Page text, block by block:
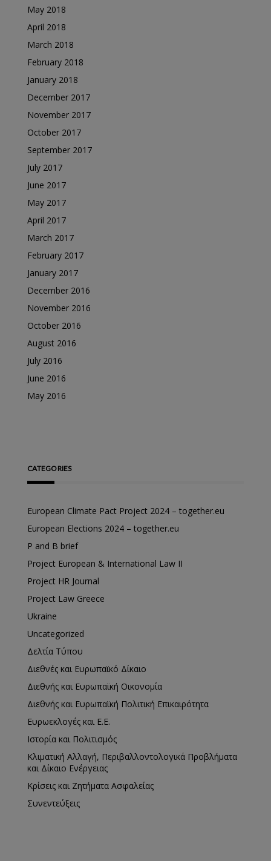
May 2018
April 2018
March 2018
February 2018
January 2018
December 2017
November 2017
October 2017
September 2017
July 2017
June 2017
May 2017
April 2017
March 2017
February 2017
January 2017
December 2016
November 2016
October 2016
August 2016
July 2016
June 2016
May 2016
CATEGORIES
European Climate Pact Project 2024 – together.eu
European Elections 2024 – together.eu
P and B brief
Project European & International Law II
Project HR Journal
Project Law Greece
Ukraine
Uncategorized
Δελτία Τύπου
Διεθνές και Ευρωπαϊκό Δίκαιο
Διεθνής και Ευρωπαϊκή Οικονομία
Διεθνής και Ευρωπαϊκή Πολιτική Επικαιρότητα
Ευρωεκλογές και Ε.Ε.
Ιστορία και Πολιτισμός
Κλιματική Αλλαγή, Περιβαλλοντολογικά Προβλήματα
και Δίκαιο Ενέργειας
Κρίσεις και Ζητήματα Ασφαλείας
Συνεντεύξεις